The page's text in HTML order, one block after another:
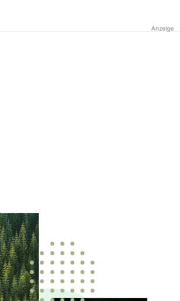
Anzeige